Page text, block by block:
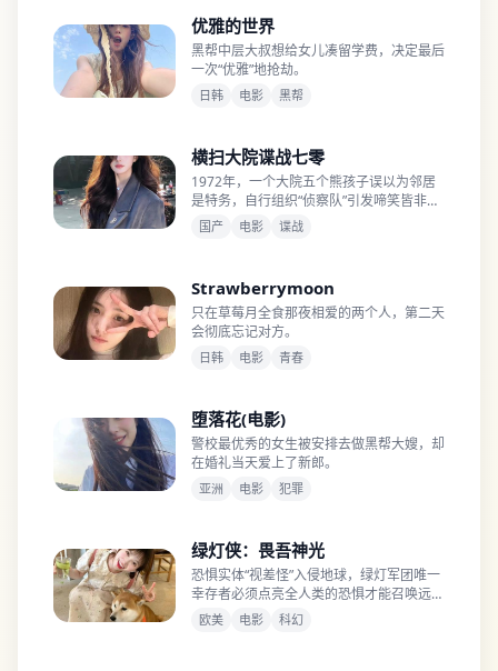
优雅的世界
黑帮中层大叔想给女儿凑留学费，决定最后
一次“优雅”地抢劫。
日韩 电影 黑帮
横扫大院谍战七零
1972年，一个大院五个熊孩子误以为邻居
是特务，自行组织“侦察队”引发啼笑皆非的
连锁反应。
国产 电影 谍战
Strawberrymoon
只在草莓月全食那夜相爱的两个人，第二天
会彻底忘记对方。
日韩 电影 青春
堕落花(电影)
警校最优秀的女生被安排去做黑帮大嫂，却
在婚礼当天爱上了新郎。
亚洲 电影 犯罪
绿灯侠：畏吾神光
恐惧实体“视差怪”入侵地球，绿灯军团唯一
幸存者必须点亮全人类的恐惧才能召唤远古
守护者。
欧美 电影 科幻